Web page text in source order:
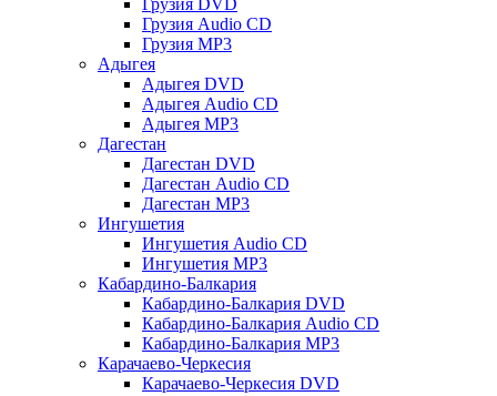
Грузия DVD
Грузия Audio CD
Грузия MP3
Адыгея
Адыгея DVD
Адыгея Audio CD
Адыгея MP3
Дагестан
Дагестан DVD
Дагестан Audio CD
Дагестан MP3
Ингушетия
Ингушетия Audio CD
Ингушетия MP3
Кабардино-Балкария
Кабардино-Балкария DVD
Кабардино-Балкария Audio CD
Кабардино-Балкария MP3
Карачаево-Черкесия
Карачаево-Черкесия DVD